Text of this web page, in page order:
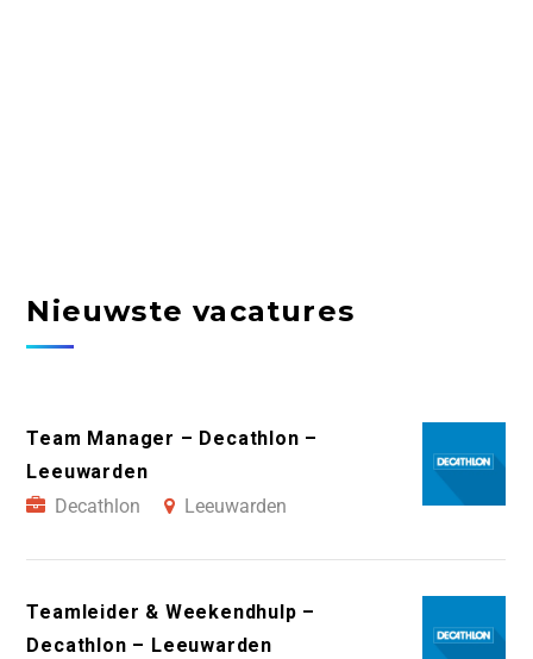
Nieuwste vacatures
Team Manager – Decathlon –
Leeuwarden
Decathlon
Leeuwarden
Teamleider & Weekendhulp –
Decathlon – Leeuwarden